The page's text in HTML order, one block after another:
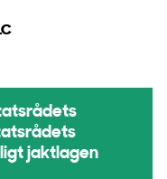
jaktlagen